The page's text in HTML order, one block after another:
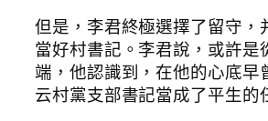
但是，李君終極選擇了留守，
當好村書記。李君說，或許是
端，他認識到，在他的心底早
云村黨支部書記當成了平生的